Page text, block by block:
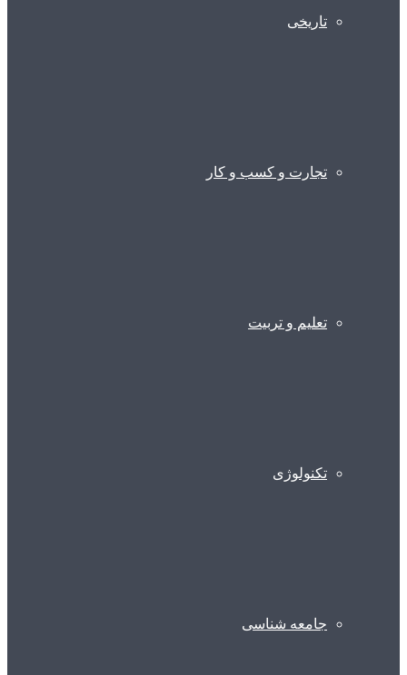
تاریخی
تجارت و کسب و کار
تعلیم و تربیت
تکنولوژی
جامعه شناسی